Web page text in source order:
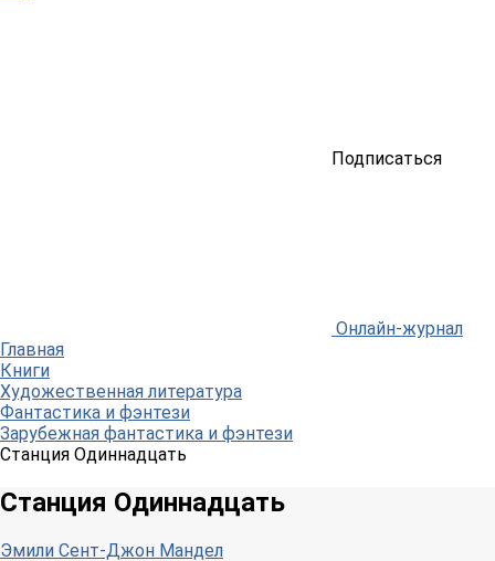
Подписаться
Онлайн-журнал
Главная
Книги
Художественная литература
Фантастика и фэнтези
Зарубежная фантастика и фэнтези
Станция Одиннадцать
Станция Одиннадцать
Эмили Сент-Джон Мандел